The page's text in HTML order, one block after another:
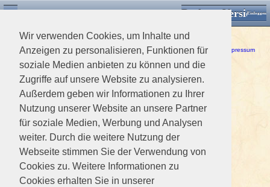
Wir verwenden Cookies, um Inhalte und
Anzeigen zu personalisieren, Funktionen für
soziale Medien anbieten zu können und die
Zugriffe auf unsere Website zu analysieren.
Außerdem geben wir Informationen zu Ihrer
Nutzung unserer Website an unsere Partner
für soziale Medien, Werbung und Analysen
weiter. Durch die weitere Nutzung der
Webseite stimmen Sie der Verwendung von
Cookies zu. Weitere Informationen zu
Cookies erhalten Sie in unserer
Desktop VersionEinloggen
Ein Fehler ist aufgetreten!
Haftungsausschluss / Nutzungsbedingungen- Datenschutzerklärung Impressum